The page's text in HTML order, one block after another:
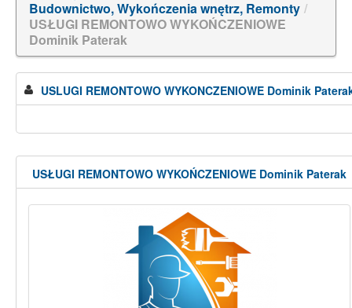
Budownictwo, Wykończenia wnętrz, Remonty /
USŁUGI REMONTOWO WYKOŃCZENIOWE
Dominik Paterak
USLUGI REMONTOWO WYKONCZENIOWE Dominik
USŁUGI REMONTOWO WYKOŃCZENIOWE Dominik Paterak